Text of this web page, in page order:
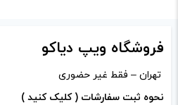
افزودن به سبدفروشگاه ویپ دیاکو
تهران – فقط غیر حضوری
نحوه ثبت سفارشات ( کلیک کنید )